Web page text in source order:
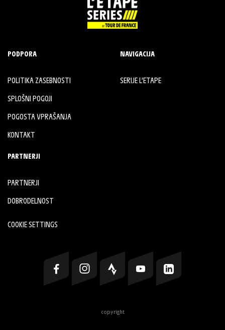
PODPORA
POLITIKA ZASEBNOSTI
SPLOŠNI POGOJI
POGOSTA VPRAŠANJA
KONTAKT
NAVIGACIJA
SERIJE L'ETAPE
PARTNERJI
PARTNERJI
DOBRODELNOST
COOKIE SETTINGS
copyright